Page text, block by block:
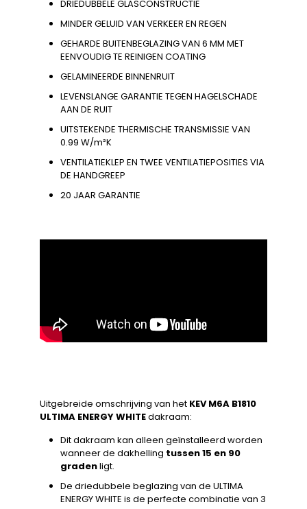
DRIEDUBBELE GLASCONSTRUCTIE
MINDER GELUID VAN VERKEER EN REGEN
GEHARDE BUITENBEGLAZING VAN 6 MM MET
EENVOUDIG TE REINIGEN COATING
GELAMINEERDE BINNENRUIT
LEVENSLANGE GARANTIE TEGEN HAGELSCHADE
AAN DE RUIT
UITSTEKENDE THERMISCHE TRANSMISSIE VAN
0.99 W/m²K
VENTILATIEKLEP EN TWEE VENTILATIEPOSITIES VIA
DE HANDGREEP
20 JAAR GARANTIE
Uitgebreide omschrijving van het KEV M6A B1810
ULTIMA ENERGY WHITEdakraam:
Dit dakraam kan alleen geïnstalleerd worden
wanneer de dakhelling tussen 15 en 90
gradenligt.
De driedubbele beglazing van de ULTIMA
ENERGY WHITE is de perfecte combinatie van 3